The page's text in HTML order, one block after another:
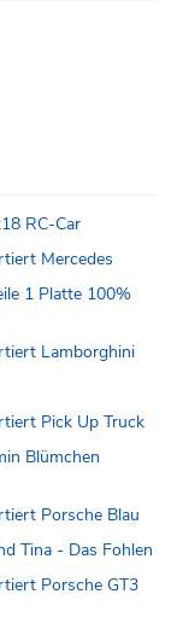
RC-Car
Mercedes
1 Platte 100%
Lamborghini
Pick Up Truck
Blümchen
Porsche Blau
Tina - Das Fohlen
Porsche GT3